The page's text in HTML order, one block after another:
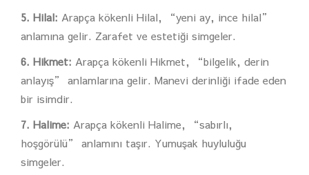
5. Hilal: Arapça kökenli Hilal, “yeni ay, ince hilal”
anlamına gelir. Zarafet ve estetiği simgeler.
6. Hikmet: Arapça kökenli Hikmet, “bilgelik, derin
anlayış” anlamlarına gelir. Manevi derinliği ifade eden
bir isimdir.
7. Halime: Arapça kökenli Halime, “sabırlı,
hoşgörülü” anlamını taşır. Yumuşak huyluluğu
simgeler.